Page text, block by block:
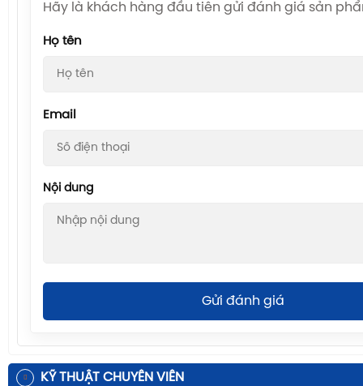
Hãy là khách hàng đầu tiên gửi đánh giá sản
Họ tên
Email
Nội dung
Gửi đánh giá
KỸ THUẬT CHUYÊN VIÊN